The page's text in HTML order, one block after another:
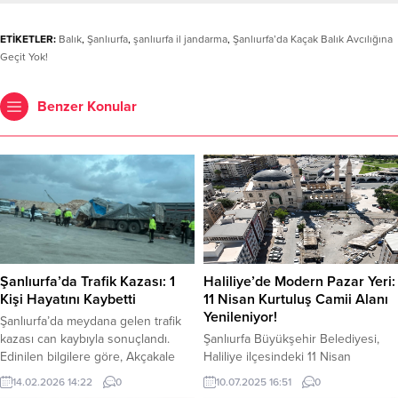
ETİKETLER: Balık, Şanlıurfa, şanlıurfa il jandarma, Şanlıurfa’da Kaçak Balık Avcılığına
Geçit Yok!
Benzer Konular
Şanlıurfa’da Trafik Kazası: 1
Kişi Hayatını Kaybetti
Şanlıurfa’da meydana gelen trafik
kazası can kaybıyla sonuçlandı.
Edinilen bilgilere göre, Akçakale
yolunda gerçekleşen trafik
kazasında bir kişi yaşamını yitirdi.
14.02.2026 14:22 0
Haliliye’de Modern Pazar Yeri:
11 Nisan Kurtuluş Camii Alanı
Yenileniyor!
Şanlıurfa Büyükşehir Belediyesi,
Haliliye ilçesindeki 11 Nisan
Kurtuluş Camii’nin arkasında
bulunanmevcut pazar yerini
10.07.2025 16:51 0